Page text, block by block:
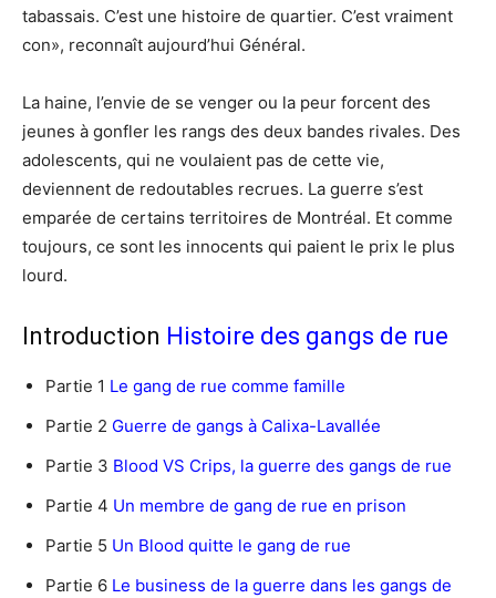
tabassais. C’est une histoire de quartier. C’est vraiment
con», reconnaît aujourd’hui Général.
La haine, l’envie de se venger ou la peur forcent des
jeunes à gonfler les rangs des deux bandes rivales. Des
adolescents, qui ne voulaient pas de cette vie,
deviennent de redoutables recrues. La guerre s’est
emparée de certains territoires de Montréal. Et comme
toujours, ce sont les innocents qui paient le prix le plus
lourd.
Introduction Histoire des gangs de rue
Partie 1 Le gang de rue comme famille
Partie 2 Guerre de gangs à Calixa-Lavallée
Partie 3 Blood VS Crips, la guerre des gangs de rue
Partie 4 Un membre de gang de rue en prison
Partie 5 Un Blood quitte le gang de rue
Partie 6 Le business de la guerre dans les gangs de